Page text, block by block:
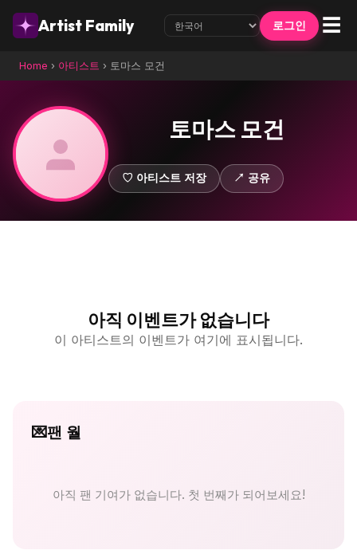
Artist Family 로그인 ☰
Home › 아티스트 › 토마스 모건
토마스 모건
♡ 아티스트 저장 ↗ 공유
아직 이벤트가 없습니다
이 아티스트의 이벤트가 여기에 표시됩니다.
💌팬 월
아직 팬 기여가 없습니다. 첫 번째가 되어보세요!